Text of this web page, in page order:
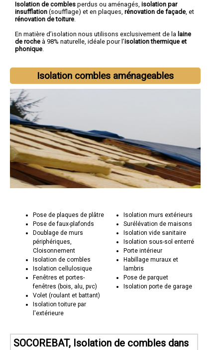
Isolation de combles perdus ou aménagés, isolation par
insufflation (soufflage) et en plaques, rénovation de façade, et
rénovation de toiture.
En matière d’isolation nous utilisons exclusivement de la laine
de roche à 98% naturelle, idéale pour l’isolation thermique et
phonique.
Isolation combles aménageables
Pose de plaques de plâtre
Pose de faux-plafonds
Doublage de murs
périphériques,
Cloisonnement
Isolation de combles
Isolation cellulosique
Fenêtres et portes-
fenêtres (bois, alu, pvc)
Volet (roulant et battant)
Isolation toiture par
l'extérieure
Isolation murs extérieurs
Surélévation de maisons
Isolation vide sanitaire
Isolation sous-sol enterré
Porte intérieur
Habillage muraux et
lambris
Pose de parquet
Isolation porte de garage
SOCOREBAT, Isolation de combles dans